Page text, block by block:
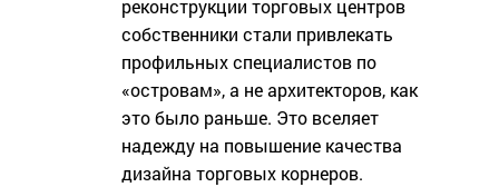
реконструкции торговых центров
собственники стали привлекать
профильных специалистов по
«островам», а не архитекторов, как
это было раньше. Это вселяет
надежду на повышение качества
дизайна торговых корнеров.